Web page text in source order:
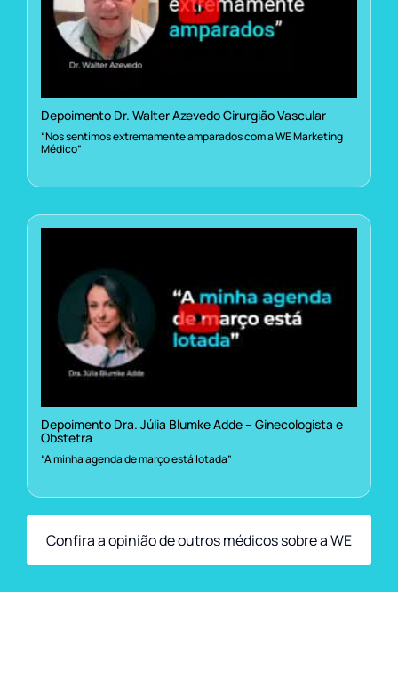
Depoimento Dr. Walter Azevedo Cirurgião Vascular
“Nos sentimos extremamente amparados com a WE Marketing
Médico”
Depoimento Dra. Júlia Blumke Adde – Ginecologista e
Obstetra
“A minha agenda de março está lotada”
Confira a opinião de outros médicos sobre a WE